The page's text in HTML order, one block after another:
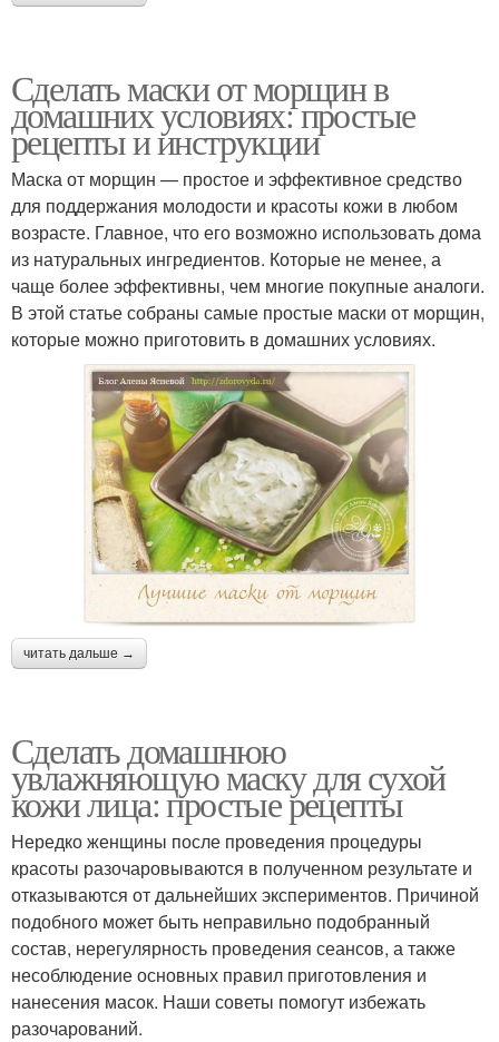
Сделать маски от морщин в
домашних условиях: простые
рецепты и инструкции
Маска от морщин — простое и эффективное средство
для поддержания молодости и красоты кожи в любом
возрасте. Главное, что его возможно использовать дома
из натуральных ингредиентов. Которые не менее, а
чаще более эффективны, чем многие покупные аналоги.
В этой статье собраны самые простые маски от морщин,
которые можно приготовить в домашних условиях.
читать дальше →
Сделать домашнюю
увлажняющую маску для сухой
кожи лица: простые рецепты
Нередко женщины после проведения процедуры
красоты разочаровываются в полученном результате и
отказываются от дальнейших экспериментов. Причиной
подобного может быть неправильно подобранный
состав, нерегулярность проведения сеансов, а также
несоблюдение основных правил приготовления и
нанесения масок. Наши советы помогут избежать
разочарований.